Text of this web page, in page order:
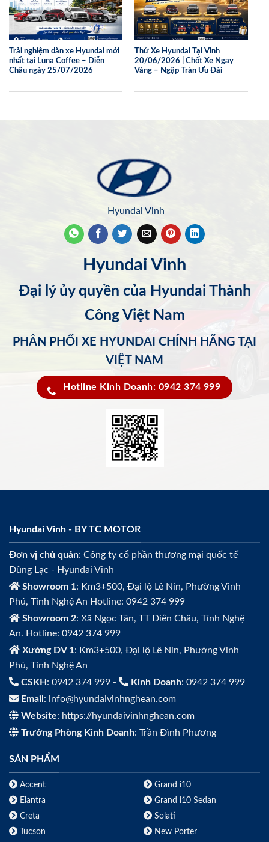
Trải nghiệm dàn xe Hyundai mới
nhất tại Luna Coffee – Diễn
Châu ngày 25/07/2026
Thử Xe Hyundai Tại Vinh
20/06/2026 | Chốt Xe Ngay
Vàng – Ngập Tràn Ưu Đãi
Hyundai Vinh
Hyundai Vinh
Đại lý ủy quyền của Hyundai Thành
Công Việt Nam
PHÂN PHỐI XE HYUNDAI CHÍNH HÃNG TẠI
VIỆT NAM
Hotline Kinh Doanh: 0942 374 999
Hyundai Vinh - BY TC MOTOR
Đơn vị chủ quản: Công ty cổ phần thương mại quốc tế
Dũng Lạc - Hyundai Vinh
Showroom 1: Km3+500, Đại lộ Lê Nin, Phường Vinh
Phú, Tỉnh Nghệ An Hotline: 0942 374 999
Showroom 2: Xã Ngọc Tân, TT Diễn Châu, Tỉnh Nghệ
An. Hotline: 0942 374 999
Xưởng DV 1: Km3+500, Đại lộ Lê Nin, Phường Vinh
Phú, Tỉnh Nghệ An
CSKH : 0942 374 999 - Kinh Doanh: 0942 374 999
Email : info@hyundaivinhnghean.com
Website: https://hyundaivinhnghean.com
Trưởng Phòng Kinh Doanh: Trần Đình Phương
SẢN PHẨM
Accent
Elantra
Creta
Tucson
Grand i10
Grand i10 Sedan
Solati
New Porter